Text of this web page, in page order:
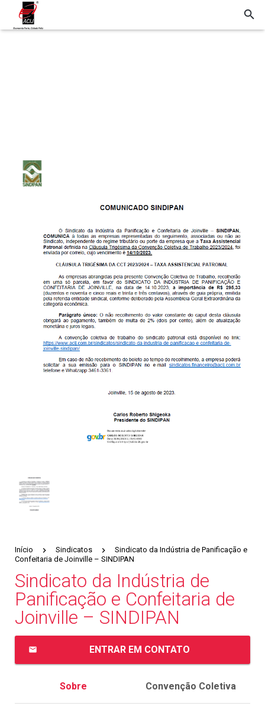
Início Sindicatos
Sindicato da Indústria de Panificação e
Confeitaria de Joinville – SINDIPAN
Sindicato da Indústria de
Panificação e Confeitaria de
Joinville – SINDIPAN
email ENTRAR EM CONTATO
Sobre Convenção Coletiva